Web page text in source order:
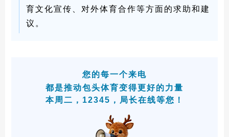
育文化宣传、对外体育合作等方面的求助和建
议。
您的每一个来电
都是推动包头体育变得更好的力量
本周二，12345，局长在线等您！